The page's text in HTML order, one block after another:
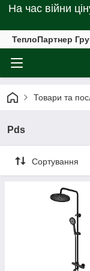
На час війни
ТеплоПартнер
Товари та
Pds
Сортування